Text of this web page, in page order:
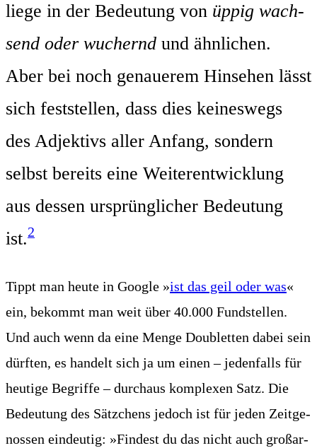
lie­ge in der Bedeu­tung von üppig wach­
send oder wuchernd und ähn­li­chen.
Aber bei noch genaue­rem Hin­se­hen lässt
sich fest­stel­len, dass dies kei­nes­wegs
des Adjek­tivs aller Anfang, son­dern
selbst bereits eine Wei­ter­ent­wick­lung
aus des­sen ursprüng­li­cher Bedeu­tung
ist.2
Tippt man heu­te in Goog­le »ist das geil oder was«
ein, bekommt man weit über 40.000 Fund­stel­len.
Und auch wenn da eine Men­ge Dou­blet­ten dabei sein
dürf­ten, es han­delt sich ja um einen – jeden­falls für
heu­ti­ge Begrif­fe – durch­aus kom­ple­xen Satz. Die
Bedeu­tung des Sätz­chens jedoch ist für jeden Zeit­ge­
nos­sen ein­deu­tig: »Fin­dest du das nicht auch groß­ar­